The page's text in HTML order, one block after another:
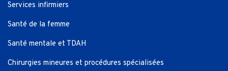
Services infirmiers
Santé de la femme
Santé mentale et TDAH
Chirurgies mineures et procédures spécialisées